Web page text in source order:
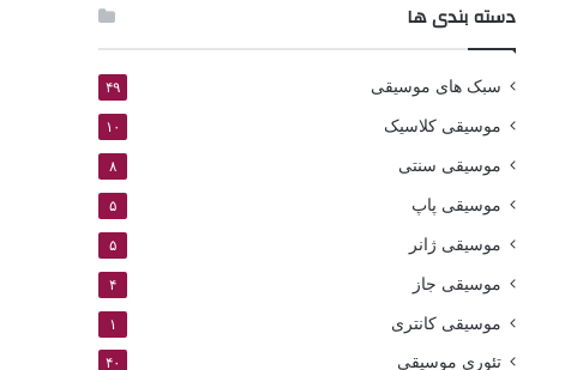
دسته بندی ها
سبک های موسیقی ۴۹
موسیقی کلاسیک ۱۰
موسیقی سنتی ۸
موسیقی پاپ ۵
موسیقی ژانر ۵
موسیقی جاز ۴
موسیقی کانتری ۱
تئوری موسیقی ۴۰